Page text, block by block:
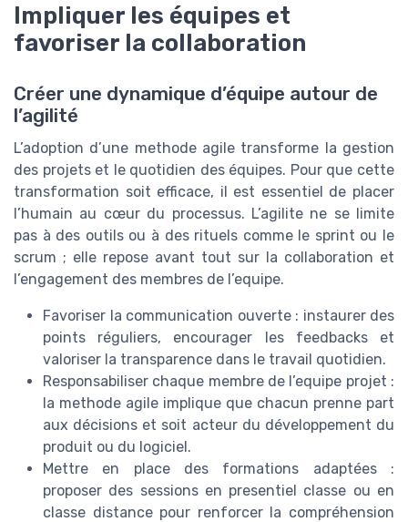
Impliquer les équipes et
favoriser la collaboration
Créer une dynamique d’équipe autour de
l’agilité
L’adoption d’une methode agile transforme la gestion
des projets et le quotidien des équipes. Pour que cette
transformation soit efficace, il est essentiel de placer
l’humain au cœur du processus. L’agilite ne se limite
pas à des outils ou à des rituels comme le sprint ou le
scrum ; elle repose avant tout sur la collaboration et
l’engagement des membres de l’equipe.
Favoriser la communication ouverte : instaurer des
points réguliers, encourager les feedbacks et
valoriser la transparence dans le travail quotidien.
Responsabiliser chaque membre de l’equipe projet :
la methode agile implique que chacun prenne part
aux décisions et soit acteur du développement du
produit ou du logiciel.
Mettre en place des formations adaptées :
proposer des sessions en presentiel classe ou en
classe distance pour renforcer la compréhension